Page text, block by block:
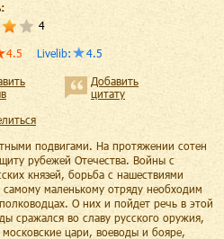
4
4.5 Livelib: 4.5
Добавить
цитату
подвигами. На протяжении сотен
рубежей Отечества. Войны с
князей, борьба с нашествиями
маленькому отряду необходим
О них и пойдет речь в этой
сражался во славу русского оружия,
цари, воеводы и бояре,